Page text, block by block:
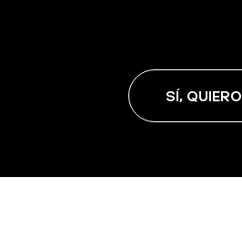
SÍ, QUIERO